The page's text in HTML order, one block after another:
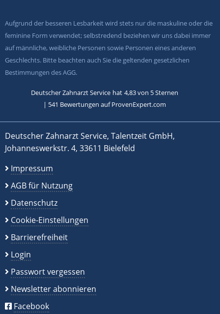
Aufgrund der besseren Lesbarkeit wird stets nur die maskuline oder die
feminine Form verwendet; selbstredend beziehen wir uns dabei immer
auf männliche, weibliche Personen sowie Personen eines anderen
Geschlechts. Bitte beachten auch Sie die geltenden gesetzlichen
Bestimmungen des AGG.
Deutscher Zahnarzt Service hat 4,83von 5Sternen
| 541 Bewertungen auf ProvenExpert.com
Deutscher Zahnarzt Service, Talentzeit GmbH,
Johanneswerkstr. 4, 33611 Bielefeld
Impressum
AGB für Nutzung
Datenschutz
Cookie-Einstellungen
Barrierefreiheit
Login
Passwort vergessen
Newsletter abonnieren
Facebook